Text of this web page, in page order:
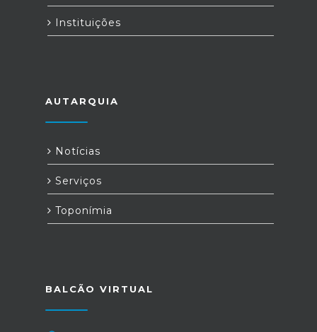
Instituições
AUTARQUIA
Notícias
Serviços
Toponímia
BALCÃO VIRTUAL